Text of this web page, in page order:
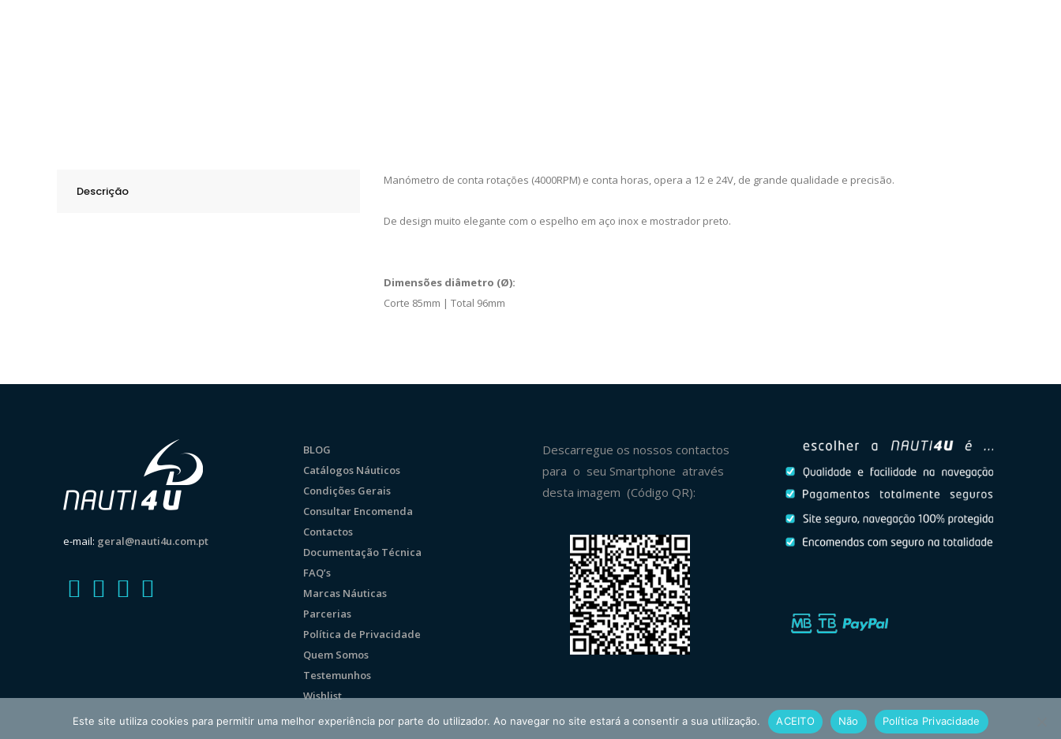
Descrição
Manómetro de conta rotações (4000RPM) e conta horas, opera a 12 e 24V, de grande qualidade e precisão.
De design muito elegante com o espelho em aço inox e mostrador preto.
Dimensões diâmetro (Ø):
Corte 85mm | Total 96mm
e-mail: geral@nauti4u.com.pt
BLOG
Catálogos Náuticos
Condições Gerais
Consultar Encomenda
Contactos
Documentação Técnica
FAQ’s
Marcas Náuticas
Parcerias
Política de Privacidade
Quem Somos
Testemunhos
Wishlist
Descarregue os nossos contactos
para o seu Smartphone através
desta imagem (Código QR):
Este site utiliza cookies para permitir uma melhor experiência por parte do utilizador. Ao navegar no site estará a consentir a sua utilização. ACEITO Não Política Privacidade